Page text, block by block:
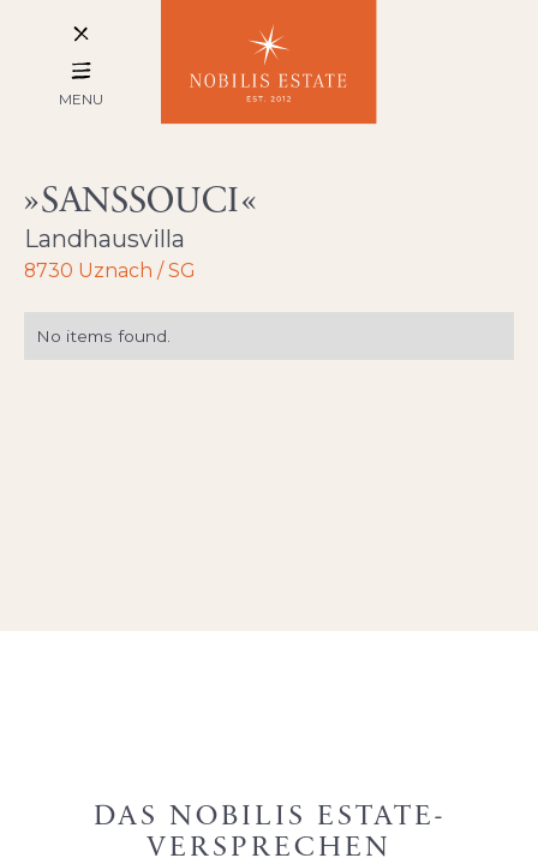
MENU
SANSSOUCI
Landhausvilla
8730 Uznach / SG
No items found.
DAS NOBILIS ESTATE-
VERSPRECHEN